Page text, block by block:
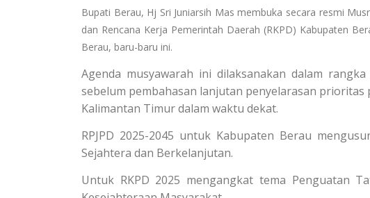
Bupati Berau, Hj Sri Juniarsih Mas membuka secara resmi
dan Rencana Kerja Pemerintah Daerah (RKPD) Kabupaten
Berau, baru-baru ini.
Agenda musyawarah ini dilaksanakan dalam
sebelum pembahasan lanjutan penyelarasan
Kalimantan Timur dalam waktu dekat.
RPJPD 2025-2045 untuk Kabupaten Berau
Sejahtera dan Berkelanjutan.
Untuk RKPD 2025 mengangkat tema Penguatan